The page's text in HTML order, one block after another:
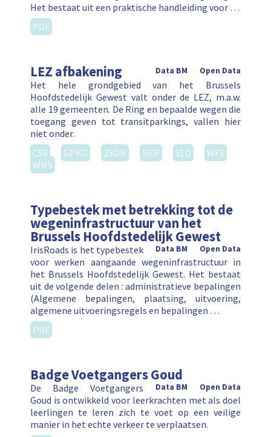
Het bestaat uit een praktische handleiding voor …
PDF
LEZ afbakening Open Data
Data BM
Het hele grondgebied van het Brussels
Hoofdstedelijk Gewest valt onder de LEZ, m.a.w.
alle 19 gemeenten. De Ring en bepaalde wegen die
toegang geven tot transitparkings, vallen hier
niet onder.
CSV
GPKG JSON SHP SLD
WFS
WMS
Typebestek met betrekking tot de
wegeninfrastructuur van het
Brussels Hoofdstedelijk Gewest
Open Data
Data BM
IrisRoads is het typebestek
voor werken aangaande wegeninfrastructuur in
het Brussels Hoofdstedelijk Gewest. Het bestaat
uit de volgende delen : administratieve bepalingen
(Algemene bepalingen, plaatsing, uitvoering,
algemene uitvoeringsregels en bepalingen …
PDF
Badge Voetgangers Goud
Open Data
Data BM
De Badge Voetgangers
Goud is ontwikkeld voor leerkrachten met als doel
leerlingen te leren zich te voet op een veilige
manier in het echte verkeer te verplaatsen.